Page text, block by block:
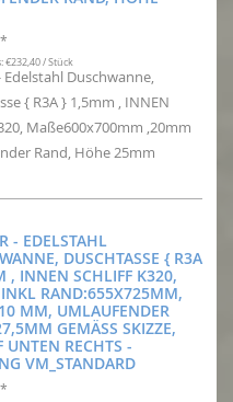
*
/ Stück
Edelstahl Duschwanne,
{ R3A } 1,5mm , INNEN
Maße600x700mm ,20mm
Rand, Höhe 25mm
- EDELSTAHL
DUSCHTASSE { R3A
, INNEN SCHLIFF K320,
RAND:655X725MM, T
MM, UMLAUFENDER R
GEMÄSS SKIZZE, AB
RECHTS - PR
VM_STANDARD
*